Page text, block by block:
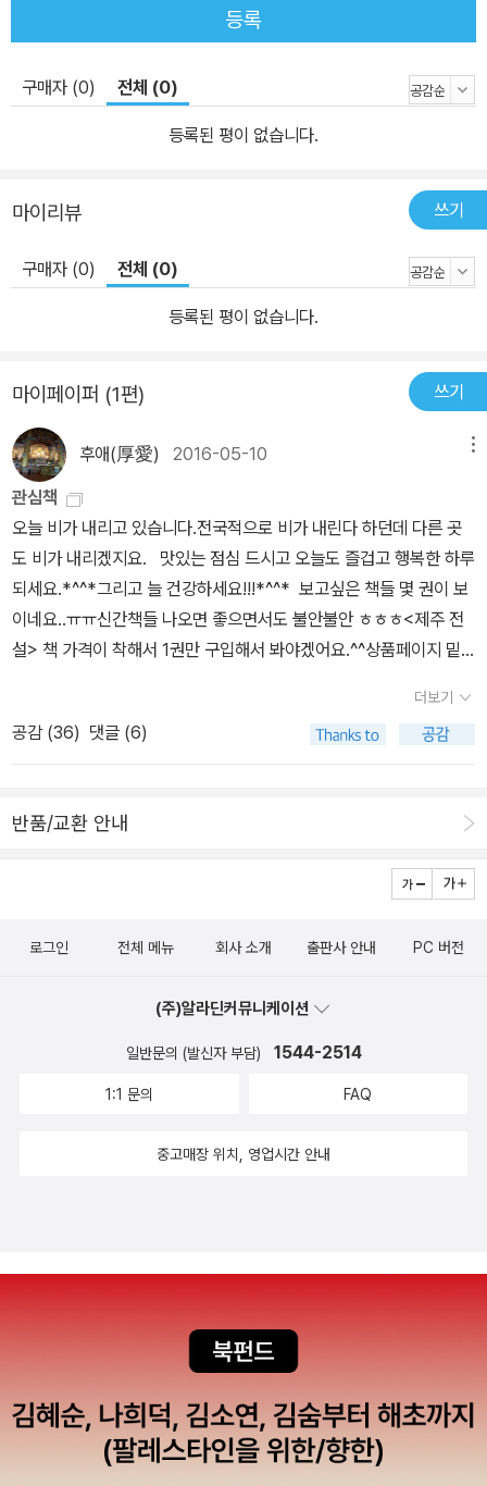
다면 이 책의 소임은 다하는 것이 될 것이다. ▶ 탐라국의 계보를 천지
왕에서 설문대할망, 삼신인으로 연결짓다! ‘제주 전설’(전 5권) 출간
의의와 전체 구성 이번에 펴내는 ‘제주 전설’(전 5권)의 특징은, 우선
기존 민속학자나 작가에 의해 편찬된 제주도 전설 편편들을 총망라·
집성했다는 점이다. 거기에다 그간 채록은 되었으나 현대어로 옮겨지
설 분류에서 ‘제주장사 전설’ 항목을 따로 설정하여 제주민들의 소망
과 한계의식 등을 한눈에 살펴볼 수 있도록 했다.(『제주 전설 1』, pp.
37~175) 그러나 무엇보다 이 책의 가장 큰 특징은 ‘탐라국’의 계보
를 ‘천지왕→설문대할망→삼신인’으로 연결하여 서사의 맥을 하나로
이었다는 사실이다. 이런 맥락화는 이 책에서 처음 시도되는 것이다.
주 신화 1』, pp.18~21)과 제주 전설의 ‘설문대할망’(『제주 전설 1』, p
p.9~19), 그리고 제주 역사의 고(高).양(梁).부(夫) ‘3성씨(三姓
氏)’(『제주 전설 1』, pp.20~24)를 한 줄로 연결한 이 계보는 신화와
전설 등을 통괄하여 ‘탐라의 대서사’를 여는 계기가 될 것이다. ‘제주
전설’(전 5권)의 전체 구성은 다음과 같다. 『제주 전설 1』에는 제주섬
이 어떻게 형성되었는지(3편), 제주의 이름난 장사에는 누가 있었는
지(30편)에 대해 묶어놓았다. 제주 사람들은 오랫동안 제주에서 큰
인물이 나기를 기다려왔다. 서울에서 가장 멋 곳에 있는 섬이어서 임
금의 덕이 미치지 못할 뿐 아니라, 탐관오리들의 등쌀이 심해 살기가
어려웠기 때문이다. 그래서 독립국이었던 옛 ‘탐라’의 기억을 되살리
편)와 『제주 전설 3』(29편)에는 제주의 역사에 얽힌 전설을 모아놓
와, 효부.효자.열녀 등 다른 지방의 전설과 비슷한 내용의 이야기가 들
실었는데, 특히 ‘풍수’는 ‘무속’ 못지않게 제주민들에게 거의 신앙화되
는 제주의 지리결정적 상황 때문에 육지보다 풍수가 더 성행했으리라
는 짐작을 가능케 한다. ▶제주도는 어떻게 형성되었을까? 설문대할
을 창조한 천지왕의 늦둥이 딸이다. 그의 큰오빠 대별왕은 저승을, 작
몸집이 크고 힘이 센데다 호기심도 많고 활달한 성격을 지니고 있었
대한 여인 설문대를 존칭하여 ‘설문대할망’이라고 불렀다. 설문대할
60개의 오름이 되었고, 설문대의 소변으로 인해 동강 난 땅이 ‘소섬
(牛島)’이 되었다. 설문대할망이 왼쪽 발을 잘못 뻗어 우도에 낸 구멍
두 개가 ‘고래동굴’이다. 제주 조천리에 있는 엉장매코지는 설문대할
등록
구매자 (0) 전체 (0)
등록된 평이 없습니다.
마이리뷰 쓰기
구매자 (0) 전체 (0)
등록된 평이 없습니다.
마이페이퍼 (1편) 쓰기
후애(厚愛) 2016-05-10
관심책
오늘 비가 내리고 있습니다.전국적으로 비가 내린다 하던데 다른 곳
도 비가 내리겠지요. 맛있는 점심 드시고 오늘도 즐겁고 행복한 하루
되세요.*^^*그리고 늘 건강하세요!!!*^^* 보고싶은 책들 몇 권이 보
이네요..ㅠㅠ신간책들 나오면 좋으면서도 불안불안 ㅎㅎㅎ<제주 전
설> 책 가격이 착해서 1권만 구입해서 봐야겠어요.^^상품페이지 밑
도 궁금하고요~ 보이그룹 세븐틴의 24시간을 담았다. 13명의 멤
버 전원 개인 화보와 인터뷰, 단체 화보 수록. 또한 소장용 엽서책(멤
버 1인 1매씩 총 13매)과 제작 현장을 담은 부가영상(QR코드 재중)
리퀄 소설이다. 프리퀄은 영화나 드라마, 소설의 이전 이야기를 다루
는 것으로, <워크래프트 : 듀로탄>은 영화의 주인공인 오크 영웅 듀
로탄이 세계의 멸망에 맞서 부족을 지키고자 치열하게 분투하는 과정
척박한 환경을 견뎌 내며 살아가는 서리늑대 부족은 용맹하고 강인하
불꽃 마루를 찾아와 풍요롭고 비옥한 신세계로 이주할 것을 제안한
다. 서리늑대의 족장 듀로탄은 힘겨운 결정을 내리고, 이제 서리늑대
을 내디딘다.-알라딘 책소개 우미.K의 판타지 로맨스 소설. 박물
물이 붕괴되는 사고를 당하는데…. 의식을 차려 보니 2016년이 아니
아르바이트를 하던 ‘연화’는 실습 마지막 날건물이 붕괴되는 사고를
이동을!?“정신이 온전치 못한 광녀(狂女)인가?”“저 미친 여자 아니
에요.”낯선 곳에서 마주친 남자와 유쾌하지 못한 첫 만남.까칠하고 자
존감 높은 이 남자, 동국의 대신관 ‘청림’이었다.여인은 들어올 수 없
더보기
공감 (36) 댓글 (6)
반품/교환 안내
로그인 전체 메뉴 회사 소개 출판사 안내 PC 버전
(주)알라딘커뮤니케이션
일반문의 (발신자 부담) 1544-2514
1:1 문의 FAQ
중고매장 위치, 영업시간 안내